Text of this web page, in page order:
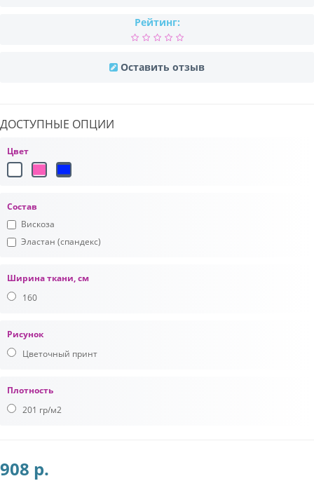
Рейтинг:
Оставить отзыв
ДОСТУПНЫЕ ОПЦИИ
Цвет
Состав
Вискоза
Эластан (спандекс)
Ширина ткани, см
160
Рисунок
Цветочный принт
Плотность
201 гр/м2
908 р.